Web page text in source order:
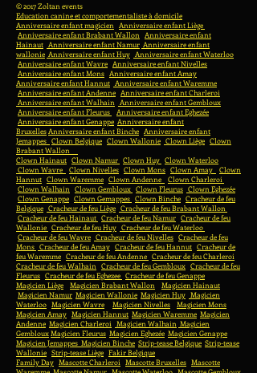
© 2017 Zoltan events
Education canine et comportementaliste à domicile
Anniversaire enfant magicien Anniversaire enfant Liège
Anniversaire enfant Brabant Wallon Anniversaire enfant
Hainaut Anniversaire enfant Namur Anniversaire enfant
wallonie Anniversaire enfant Huy Anniversaire enfant Waterloo
Anniversaire enfant Wavre Anniversaire enfant Nivelles
Anniversaire enfant Mons Anniversaire enfant Amay
Anniversaire enfant Hannut Anniversaire enfant Waremme
Anniversaire enfant Andenne Anniversaire enfant Charleroi
Anniversaire enfant Walhain Anniversaire enfant Gembloux
Anniversaire enfant Fleurus
Anniversaire enfant Eghezée
Anniversaire enfant Genappe Anniversaire enfant
BruxellesAnniversaire enfant Binche Anniversaire enfant
Jemappes Clown Belgique Clown Wallonie Clown Liège Clown
Brabant Wallon
Clown Hainaut Clown Namur Clown Huy Clown Waterloo
Clown Wavre
Clown Nivelles Clown Mons Clown Amay
Clown
Hannut Clown Waremme Clown Andenne
Clown Charleroi
Clown Walhain Clown Gembloux Clown Fleurus Clown Eghezée
Clown Genappe Clown Gemappes Clown Binche Cracheur de feu
Belgique Cracheur de feu Liège Cracheur de feu Brabant Wallon
Cracheur de feu Hainaut Cracheur de feu Namur Cracheur de feu
Wallonie Cracheur de feu Huy Cracheur de feu Waterloo
Cracheur de feu Wavre Cracheur de feu Nivelles Cracheur de feu
Mons Cracheur de feu Amay Cracheur de feu Hannut Cracheur de
feu Waremme Cracheur de feu Andenne Cracheur de feu Charleroi
Cracheur de feu Walhain Cracheur de feu Gembloux Cracheur de feu
Fleurus Cracheur de feu Eghezee Cracheur de feu Genappe
Magicien Liège
Magicien Brabant Wallon
Magicien Hainaut
Magicien Namur Magicien Wallonie Magicien Huy Magicien
Waterloo Magicien Wavre Magicien Nivelles
Magicien Mons
Magicien Amay Magicien Hannut Magicien Waremme Magicien
Andenne Magicien Charleroi Magicien Walhain Magicien
GemblouxMagicien Fleurus Magicien Eghezée Magicien Genappe
Magicien Jemappes Magicien Binche Strip-tease Belgique Strip-tease
Wallonie Strip-tease Liège Fakir Belgique
Family Day Mascotte Charleroi Mascotte Bruxelles Mascotte